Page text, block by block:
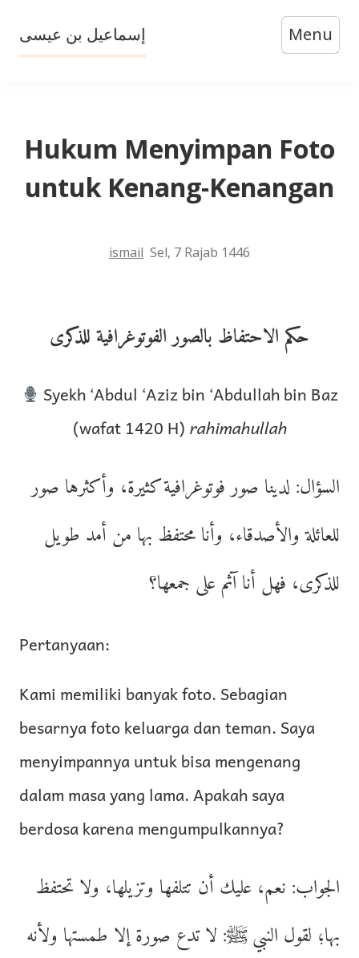
content
إسماعيل بن عيسى Menu
Hukum Menyimpan Foto
untuk Kenang-Kenangan
ismail Sel, 7 Rajab 1446
حكم الاحتفاظ بالصور الفوتوغرافية للذكرى
Syekh ‘Abdul ‘Aziz bin ‘Abdullah bin Baz
(wafat 1420 H) rahimahullah
السؤال: لدينا صور فوتوغرافية كثيرة، وأكثرها صور
للعائلة والأصدقاء، وأنا محتفظ بها من أمد طويل
للذكرى، فهل أنا آثم على جمعها؟
Pertanyaan:
Kami memiliki banyak foto. Sebagian
besarnya foto keluarga dan teman. Saya
menyimpannya untuk bisa mengenang
dalam masa yang lama. Apakah saya
berdosa karena mengumpulkannya?
الجواب: نعم، عليك أن تتلفها وتزيلها، ولا تحتفظ
بها؛ لقول النبي ﷺ: لا تدع صورة إلا طمستها ولأنه